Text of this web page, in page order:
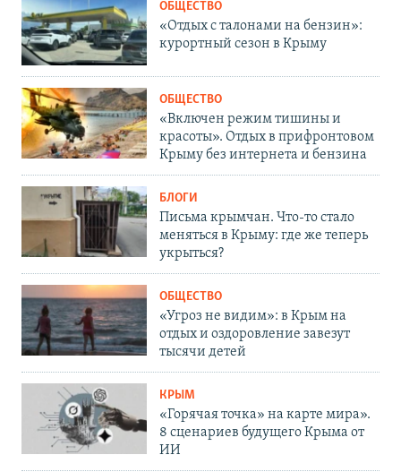
ОБЩЕСТВО
«Отдых с талонами на бензин»:
курортный сезон в Крыму
ОБЩЕСТВО
«Включен режим тишины и
красоты». Отдых в прифронтовом
Крыму без интернета и бензина
БЛОГИ
Письма крымчан. Что-то стало
меняться в Крыму: где же теперь
укрыться?
ОБЩЕСТВО
«Угроз не видим»: в Крым на
отдых и оздоровление завезут
тысячи детей
КРЫМ
«Горячая точка» на карте мира».
8 сценариев будущего Крыма от
ИИ